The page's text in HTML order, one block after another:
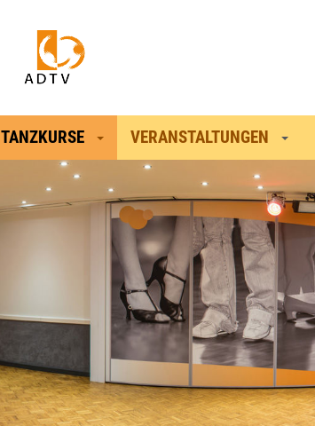
TANZKURSE VERANSTALTUNGEN